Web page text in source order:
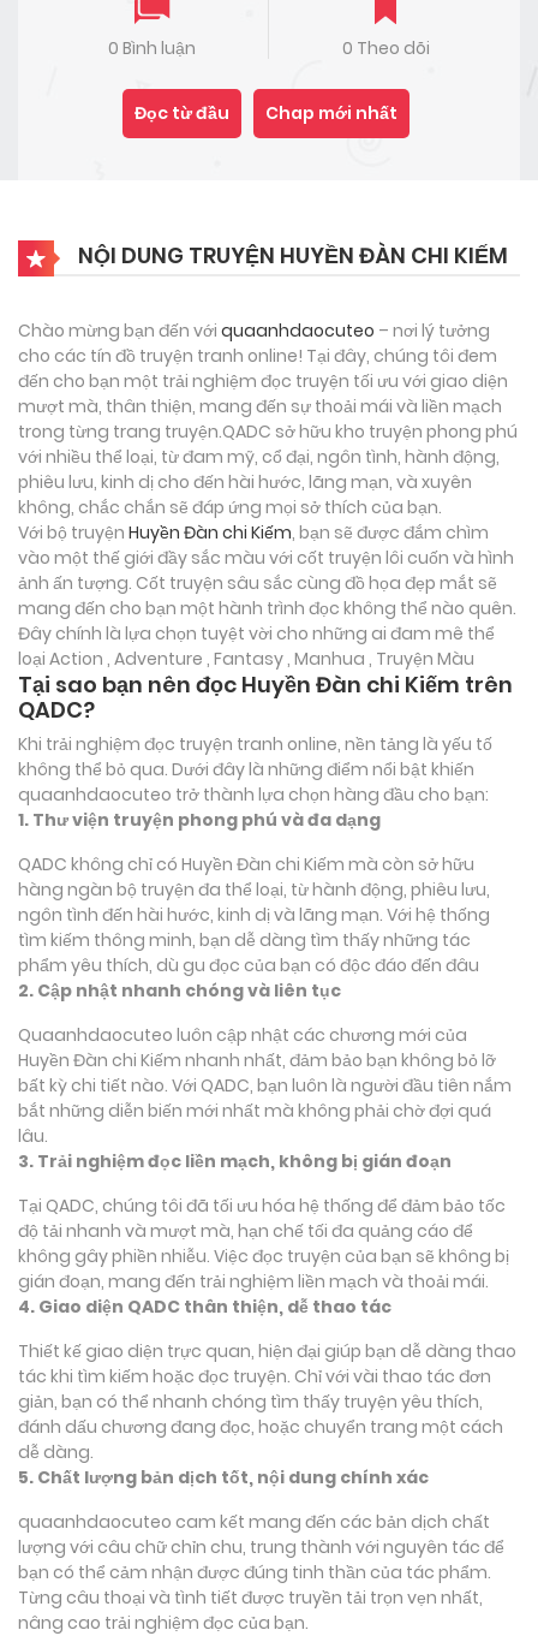
0 Bình luận 0 Theo dõi
Đọc từ đầu Chap mới nhất
NỘI DUNG TRUYỆN HUYỀN ĐÀN CHI KIẾM
Chào mừng bạn đến với quaanhdaocuteo – nơi lý tưởng
cho các tín đồ truyện tranh online! Tại đây, chúng tôi đem
đến cho bạn một trải nghiệm đọc truyện tối ưu với giao diện
mượt mà, thân thiện, mang đến sự thoải mái và liền mạch
trong từng trang truyện.QADC sở hữu kho truyện phong phú
với nhiều thể loại, từ đam mỹ, cổ đại, ngôn tình, hành động,
phiêu lưu, kinh dị cho đến hài hước, lãng mạn, và xuyên
không, chắc chắn sẽ đáp ứng mọi sở thích của bạn.
Với bộ truyện Huyền Đàn chi Kiếm, bạn sẽ được đắm chìm
vào một thế giới đầy sắc màu với cốt truyện lôi cuốn và hình
ảnh ấn tượng. Cốt truyện sâu sắc cùng đồ họa đẹp mắt sẽ
mang đến cho bạn một hành trình đọc không thể nào quên.
Đây chính là lựa chọn tuyệt vời cho những ai đam mê thể
loại Action , Adventure , Fantasy , Manhua , Truyện Màu
Tại sao bạn nên đọc Huyền Đàn chi Kiếm trên
QADC?
Khi trải nghiệm đọc truyện tranh online, nền tảng là yếu tố
không thể bỏ qua. Dưới đây là những điểm nổi bật khiến
quaanhdaocuteo trở thành lựa chọn hàng đầu cho bạn:
1. Thư viện truyện phong phú và đa dạng
QADC không chỉ có Huyền Đàn chi Kiếm mà còn sở hữu
hàng ngàn bộ truyện đa thể loại, từ hành động, phiêu lưu,
ngôn tình đến hài hước, kinh dị và lãng mạn. Với hệ thống
tìm kiếm thông minh, bạn dễ dàng tìm thấy những tác
phẩm yêu thích, dù gu đọc của bạn có độc đáo đến đâu
2. Cập nhật nhanh chóng và liên tục
Quaanhdaocuteo luôn cập nhật các chương mới của
Huyền Đàn chi Kiếm nhanh nhất, đảm bảo bạn không bỏ lỡ
bất kỳ chi tiết nào. Với QADC, bạn luôn là người đầu tiên nắm
bắt những diễn biến mới nhất mà không phải chờ đợi quá
lâu.
3. Trải nghiệm đọc liền mạch, không bị gián đoạn
Tại QADC, chúng tôi đã tối ưu hóa hệ thống để đảm bảo tốc
độ tải nhanh và mượt mà, hạn chế tối đa quảng cáo để
không gây phiền nhiễu. Việc đọc truyện của bạn sẽ không bị
gián đoạn, mang đến trải nghiệm liền mạch và thoải mái.
4. Giao diện QADC thân thiện, dễ thao tác
Thiết kế giao diện trực quan, hiện đại giúp bạn dễ dàng thao
tác khi tìm kiếm hoặc đọc truyện. Chỉ với vài thao tác đơn
giản, bạn có thể nhanh chóng tìm thấy truyện yêu thích,
đánh dấu chương đang đọc, hoặc chuyển trang một cách
dễ dàng.
5. Chất lượng bản dịch tốt, nội dung chính xác
quaanhdaocuteo cam kết mang đến các bản dịch chất
lượng với câu chữ chỉn chu, trung thành với nguyên tác để
bạn có thể cảm nhận được đúng tinh thần của tác phẩm.
Từng câu thoại và tình tiết được truyền tải trọn vẹn nhất,
nâng cao trải nghiệm đọc của bạn.